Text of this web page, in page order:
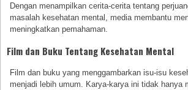
Dengan menampilkan cerita-cerita tentang
masalah kesehatan mental, media membantu
meningkatkan pemahaman.
Film dan Buku Tentang Kesehatan Mental
Film dan buku yang menggambarkan isu-isu
menjadi lebih umum. Karya-karya ini tidak hanya